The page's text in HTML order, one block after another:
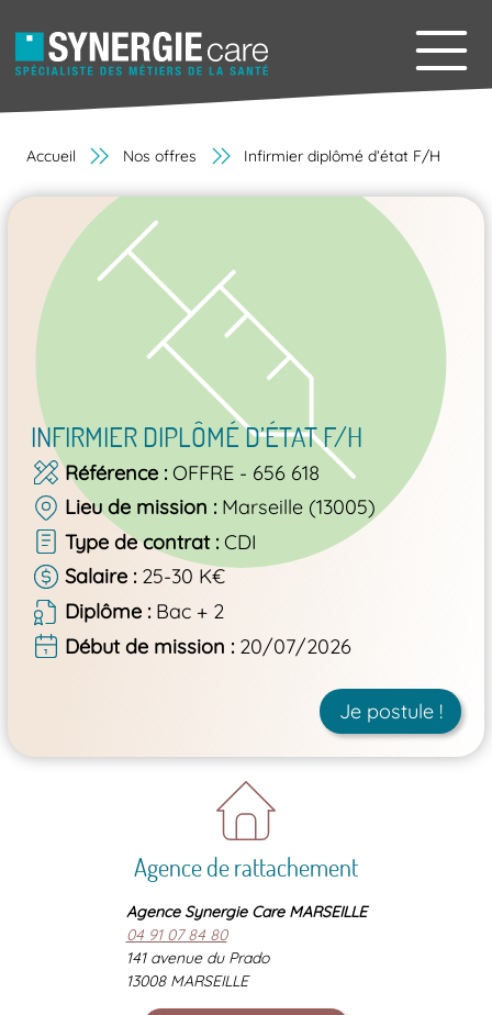
Accueil Nos offres Infirmier diplômé d’état F/H
INFIRMIER DIPLÔMÉ D’ÉTAT F/H
Référence OFFRE - 656 618
Lieu de mission
Marseille (13005)
Type de contrat CDI
Salaire
25-30 K€
Diplôme
Bac + 2
Début de mission
20/07/2026
Je postule !
Agence de rattachement
Agence Synergie Care MARSEILLE
04 91 07 84 80
141 avenue du Prado
13008 MARSEILLE